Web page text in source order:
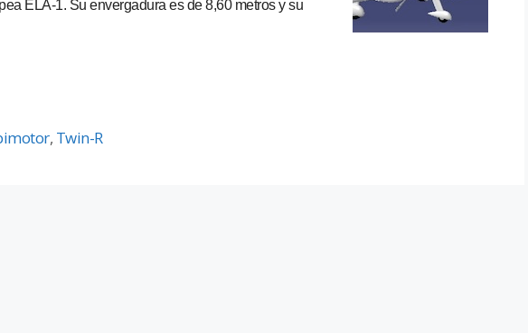
ELA-1. Su envergadura es de 8,60 metros y su
, Twin-R